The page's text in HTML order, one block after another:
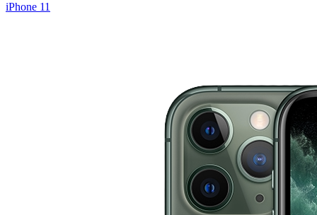
iPhone 11